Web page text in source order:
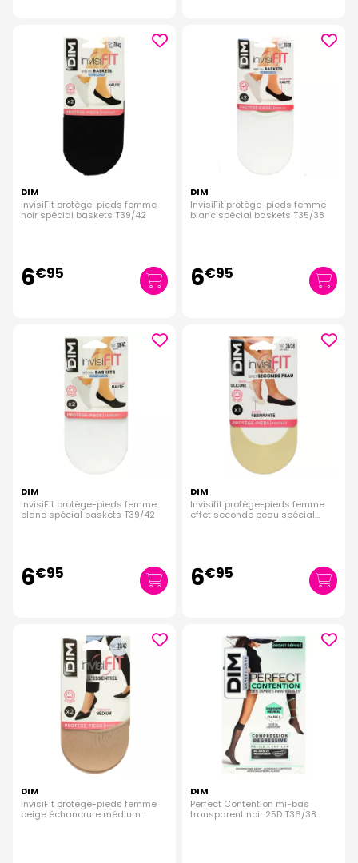
DIM
InvisiFit protège-pieds femme
noir spécial baskets T39/42
6€95
DIM
InvisiFit protège-pieds femme
blanc spécial baskets T35/38
6€95
DIM
InvisiFit protège-pieds femme
blanc spécial baskets T39/42
6€95
DIM
Invisifit protège-pieds femme
effet seconde peau spécial
6€95
DIM
InvisiFit protège-pieds femme
beige échancrure médium
DIM
Perfect Contention mi-bas
transparent noir 25D T36/38